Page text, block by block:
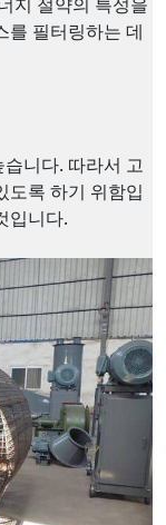
를 필터링하는 데
니다. 따라서 고
도록 하기 위함입
입니다.